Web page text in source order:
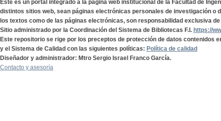
Este es un portal integrado a la página web institucional de la Facultad de
distintos sitios web, sean páginas electrónicas personales de investigación o
los textos como de las páginas electrónicas, son responsabilidad exclusiva
Sitio administrado por la Coordinación del Sistema de Bibliotecas F.I. https://
Este repositorio se rige por los preceptos de protección de datos contenidos
y el Sistema de Calidad con las siguientes políticas: Política de calidad
Diseñador y administrador: Mtro Sergio Israel Franco García.
Contacto y asesoría